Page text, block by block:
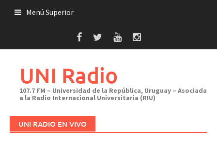
Menú Superior
UNI Radio
107.7 FM – Universidad de la República, Uruguay – Asociada
a la Radio Internacional Universitaria (RIU)
UNI RADIO EN VIVO